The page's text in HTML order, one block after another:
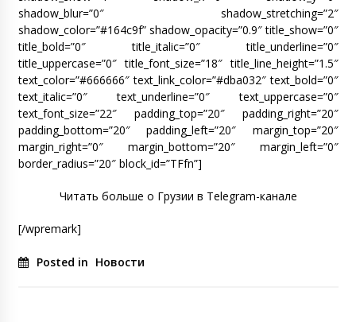
shadow_blur=”0″ shadow_stretching=”2″
shadow_color=”#164c9f” shadow_opacity=”0.9″ title_show=”0″
title_bold=”0″ title_italic=”0″ title_underline=”0″
title_uppercase=”0″ title_font_size=”18″ title_line_height=”1.5″
text_color=”#666666″ text_link_color=”#dba032″ text_bold=”0″
text_italic=”0″ text_underline=”0″ text_uppercase=”0″
text_font_size=”22″ padding_top=”20″ padding_right=”20″
padding_bottom=”20″ padding_left=”20″ margin_top=”20″
margin_right=”0″ margin_bottom=”20″ margin_left=”0″
border_radius=”20″ block_id=”TFfn”]
Читать больше о Грузии в Telegram-канале
[/wpremark]
Posted in Новости